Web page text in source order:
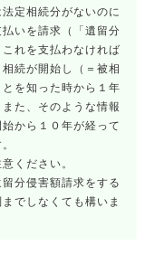
定相続分がないのに
いを請求（「遺留分
れを支払わなければ
続が開始し（＝被相
を知った時から１年
た、そのような情報
から１０年が経って
ください。
分侵害額請求をする
でしなくても構いま